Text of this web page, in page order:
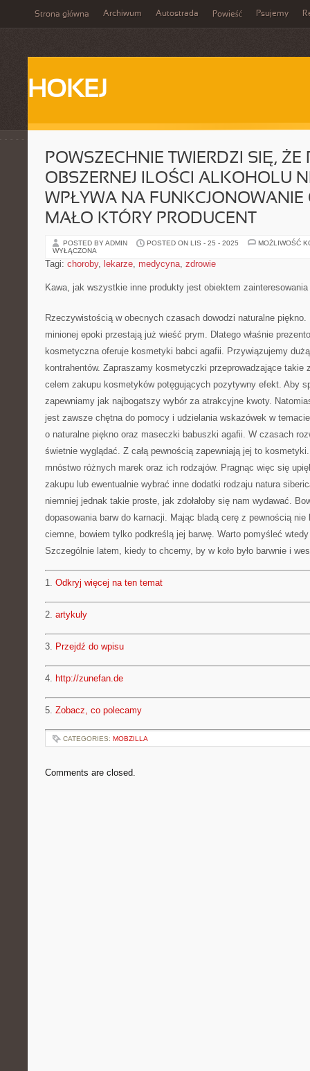
Strona główna Archiwum Autostrada Powieść Psujemy
HOKEJ
POWSZECHNIE TWIERDZI SIĘ, ŻE
OBSZERNEJ ILOŚCI ALKOHOLU
WPŁYWA NA FUNKCJONOWANIE
MAŁO KTÓRY PRODUCENT
POSTED BY ADMIN POSTED ON LIS - 25 - 2025
MOŻLIWOŚĆ
WYŁĄCZONA
Tagi: choroby, lekarze, medycyna, zdrowie
Kawa, jak wszystkie inne produkty jest obiektem
Rzeczywistością w obecnych czasach dowodzi naturalne piękno.
minionej epoki przestają już wieść prym. Dlatego właśnie
kosmetyczna oferuje kosmetyki babci agafii. Przywiązujemy
kontrahentów. Zapraszamy kosmetyczki przeprowadzające takie
celem zakupu kosmetyków potęgujących pozytywny efekt. Aby
zapewniamy jak najbogatszy wybór za atrakcyjne kwoty.
jest zawsze chętna do pomocy i udzielania wskazówek w
o naturalne piękno oraz maseczki babuszki agafii. W czasach
świetnie wyglądać. Z całą pewnością zapewniają jej to
mnóstwo różnych marek oraz ich rodzajów. Pragnąc więc się
zakupu lub ewentualnie wybrać inne dodatki rodzaju natura
niemniej jednak takie proste, jak zdołałoby się nam wydawać.
dopasowania barw do karnacji. Mając bladą cerę z pewnością nie
ciemne, bowiem tylko podkreślą jej barwę. Warto pomyśleć
Szczególnie latem, kiedy to chcemy, by w koło było barwnie i
1. Odkryj więcej na ten temat
2. artykuly
3. Przejdź do wpisu
4. http://zunefan.de
5. Zobacz, co polecamy
CATEGORIES: MOBZILLA
Comments are closed.